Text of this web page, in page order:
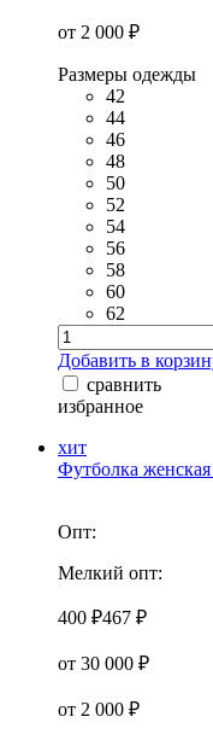
от 2 000 ₽
Размеры одежды
42
44
46
48
50
52
54
56
58
60
62
Добавить в
сравнить
избранное
хит
Футболка
Опт:
Мелкий опт:
400 ₽467 ₽
от 30 000 ₽
от 2 000 ₽